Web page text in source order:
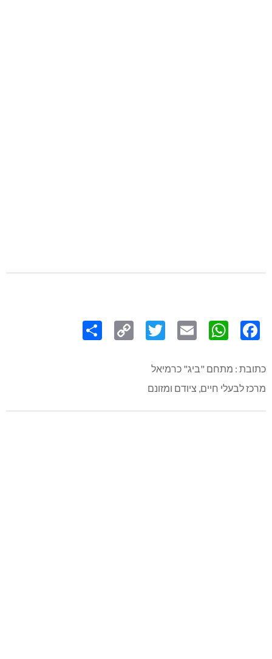
Link
כתובת : מתחם "ביג" כרמיאל
מרכז לבעלי חיים, ציודם ומזונם